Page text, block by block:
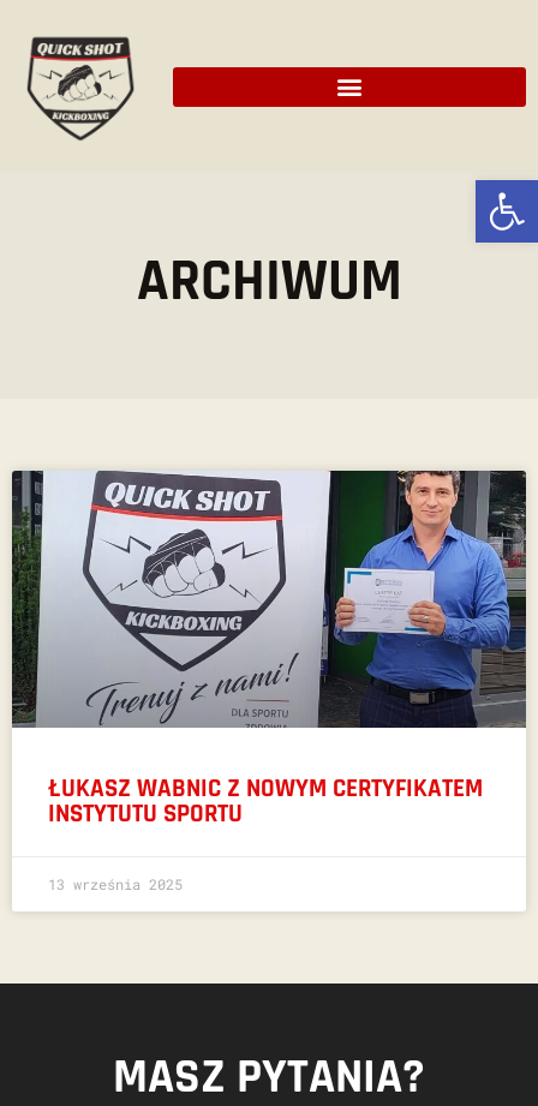
ARCHIWUM
ŁUKASZ WABNIC Z NOWYM CERTYFIKATEM
INSTYTUTU SPORTU
13 września 2025
MASZ PYTANIA?